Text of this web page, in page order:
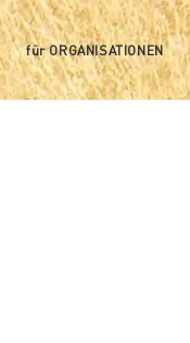
für ORGANISATIONEN